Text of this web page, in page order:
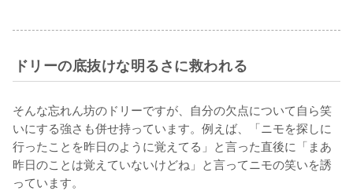
ドリーの底抜けな明るさに救われる
そんな忘れん坊のドリーですが、自分の欠点について自ら笑
いにする強さも併せ持っています。例えば、「ニモを探しに
行ったことを昨日のように覚えてる」と言った直後に「まあ
昨日のことは覚えていないけどね」と言ってニモの笑いを誘
っています。